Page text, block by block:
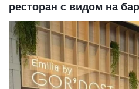
ресторан с видом на